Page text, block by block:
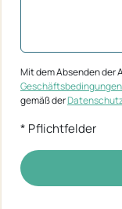
Mit dem Absenden der
Geschäftsbedingungen
gemäß der
* Pflichtfelder